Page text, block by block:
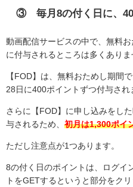
③ 毎月 8の付く日に、
動画配信サービスの中で、無料
に付与されるところは多くありま
【 FOD】は、無料おためし期間で
28 日に400ポイントずつ付与され
さらに【 FOD】に申し込みをした
与されるため、 初月は1,300ポイ
ただし注意点が1つあります。
8の付く日のポイントは、ログイ
トをGETするというと部分をク